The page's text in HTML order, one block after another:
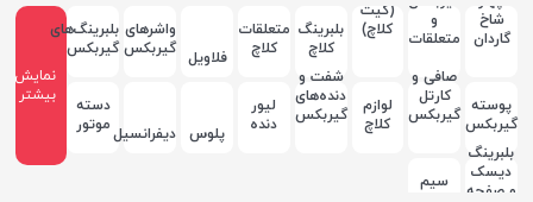
نمایش
بیشتر
شاخ
گاردان
و
متعلقات
(کیت
کلاچ)
بلبرینگ
کلاچ
متعلقات
کلاچ
فلاویل
واشرهای
گیربکس
بلبرینگ‌های
گیربکس
پوسته
گیربکس
صافی و
کارتل
گیربکس
لوازم
کلاچ
شفت و
دنده‌های
گیربکس
لیور
دنده
پلوس دیفرانسیل
دسته
موتور
بلبرینگ
دیسک
و صفحه
سیم